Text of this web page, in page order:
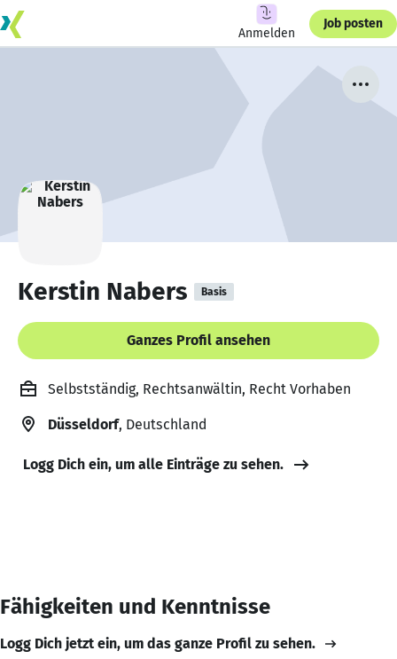
Anmelden
Job posten
Kerstin Nabers Basis
Ganzes Profil ansehen
Selbstständig, Rechtsanwältin, Recht Vorhaben
Düsseldorf, Deutschland
Logg Dich ein, um alle Einträge zu sehen.
Fähigkeiten und Kenntnisse
Logg Dich jetzt ein, um das ganze Profil zu sehen.